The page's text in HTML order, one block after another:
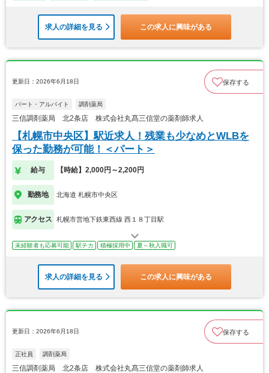
求人の詳細を見る この求人に興味がある
更新日：2026年6月18日 保存する
パート・アルバイト 調剤薬局
三信調剤薬局 北2条店 株式会社丸髙三信堂の薬剤師求人
【札幌市中央区】駅近求人！残業も少なめとWLBを
保った勤務が可能！＜パート＞
給与 【時給】2,000円～2,200円
勤務地 北海道 札幌市中央区
アクセス 札幌市営地下鉄東西線 西１８丁目駅
未経験者も応募可能 駅チカ 積極採用中 夏～秋入職可
求人の詳細を見る この求人に興味がある
更新日：2026年6月18日 保存する
正社員 調剤薬局
三信調剤薬局 北2条店 株式会社丸髙三信堂の薬剤師求人